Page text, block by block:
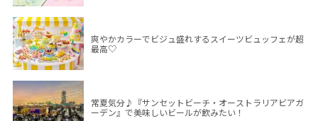
爽やかカラーでビジュ盛れするスイーツビュッフェが超
最高♡
常夏気分♪『サンセットビーチ・オーストラリアビアガ
ーデン』で美味しいビールが飲みたい！